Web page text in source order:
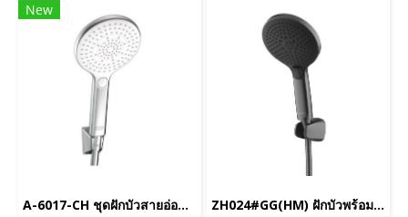
New
A-6017-CH ชุดฝักบัวสายอ่อน รุ่น RAINCLICK CLEANSEPLUS ZH024#GG(HM) ฝักบัวพร้อมสาย 3 ฟังก์ชั่น (สีเทาด้าน) รุ่น SERENITY